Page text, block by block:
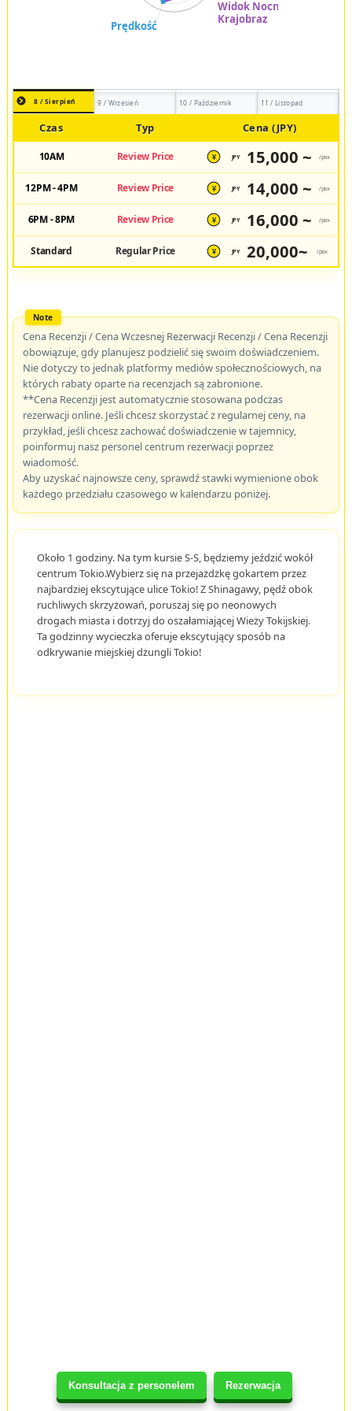
Konsultacja z personelem Rezerwacja
8 / Sierpień 9 / Wrzesień 10 / Październik 11 / Listopad
Czas Typ Cena (JPY)
10AM Review Price ¥ JPY 15,000 ~ /pax
12PM - 4PM Review Price ¥ JPY 14,000 ~ /pax
6PM - 8PM Review Price ¥ JPY 16,000 ~ /pax
Standard Regular Price ¥ JPY 20,000~ /pax
Cena Recenzji / Cena Wczesnej Rezerwacji Recenzji / Cena Recenzji
obowiązuje, gdy planujesz podzielić się swoim doświadczeniem.
Nie dotyczy to jednak platformy mediów społecznościowych, na
których rabaty oparte na recenzjach są zabronione.
**Cena Recenzji jest automatycznie stosowana podczas
rezerwacji online. Jeśli chcesz skorzystać z regularnej ceny, na
przykład, jeśli chcesz zachować doświadczenie w tajemnicy,
poinformuj nasz personel centrum rezerwacji poprzez
wiadomość.
Aby uzyskać najnowsze ceny, sprawdź stawki wymienione obok
każdego przedziału czasowego w kalendarzu poniżej.
Około 1 godziny. Na tym kursie S-S, będziemy jeździć wokół
centrum Tokio.Wybierz się na przejażdżkę gokartem przez
najbardziej ekscytujące ulice Tokio! Z Shinagawy, pędź obok
ruchliwych skrzyżowań, poruszaj się po neonowych
drogach miasta i dotrzyj do oszałamiającej Wieży Tokijskiej.
Ta godzinny wycieczka oferuje ekscytujący sposób na
odkrywanie miejskiej dżungli Tokio!